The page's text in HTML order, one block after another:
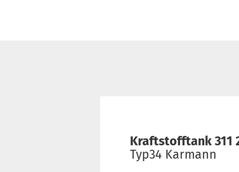
Kraftstofftank 311
Typ34 Karmann